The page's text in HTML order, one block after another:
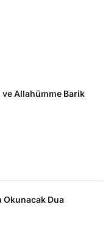
Allahümme Barik
Okunacak Dua